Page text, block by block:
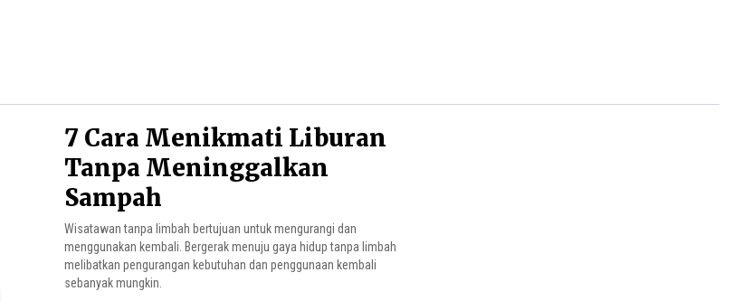
7 Cara Menikmati Liburan
Tanpa Meninggalkan
Sampah
Wisatawan tanpa limbah bertujuan untuk mengurangi dan
menggunakan kembali. Bergerak menuju gaya hidup tanpa limbah
melibatkan pengurangan kebutuhan dan penggunaan kembali
sebanyak mungkin.